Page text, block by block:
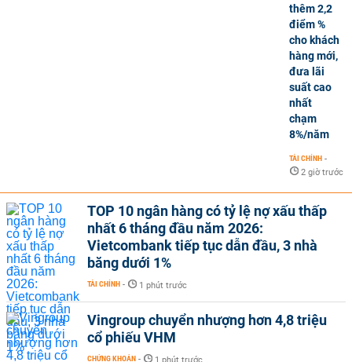
thêm 2,2
điểm %
cho khách
hàng mới,
đưa lãi
suất cao
nhất
chạm
8%/năm
TÀI CHÍNH -
2 giờ trước
TOP 10 ngân hàng có tỷ lệ nợ xấu thấp
nhất 6 tháng đầu năm 2026:
Vietcombank tiếp tục dẫn đầu, 3 nhà
băng dưới 1%
TÀI CHÍNH - 1 phút trước
Vingroup chuyển nhượng hơn 4,8 triệu
cổ phiếu VHM
CHỨNG KHOÁN -